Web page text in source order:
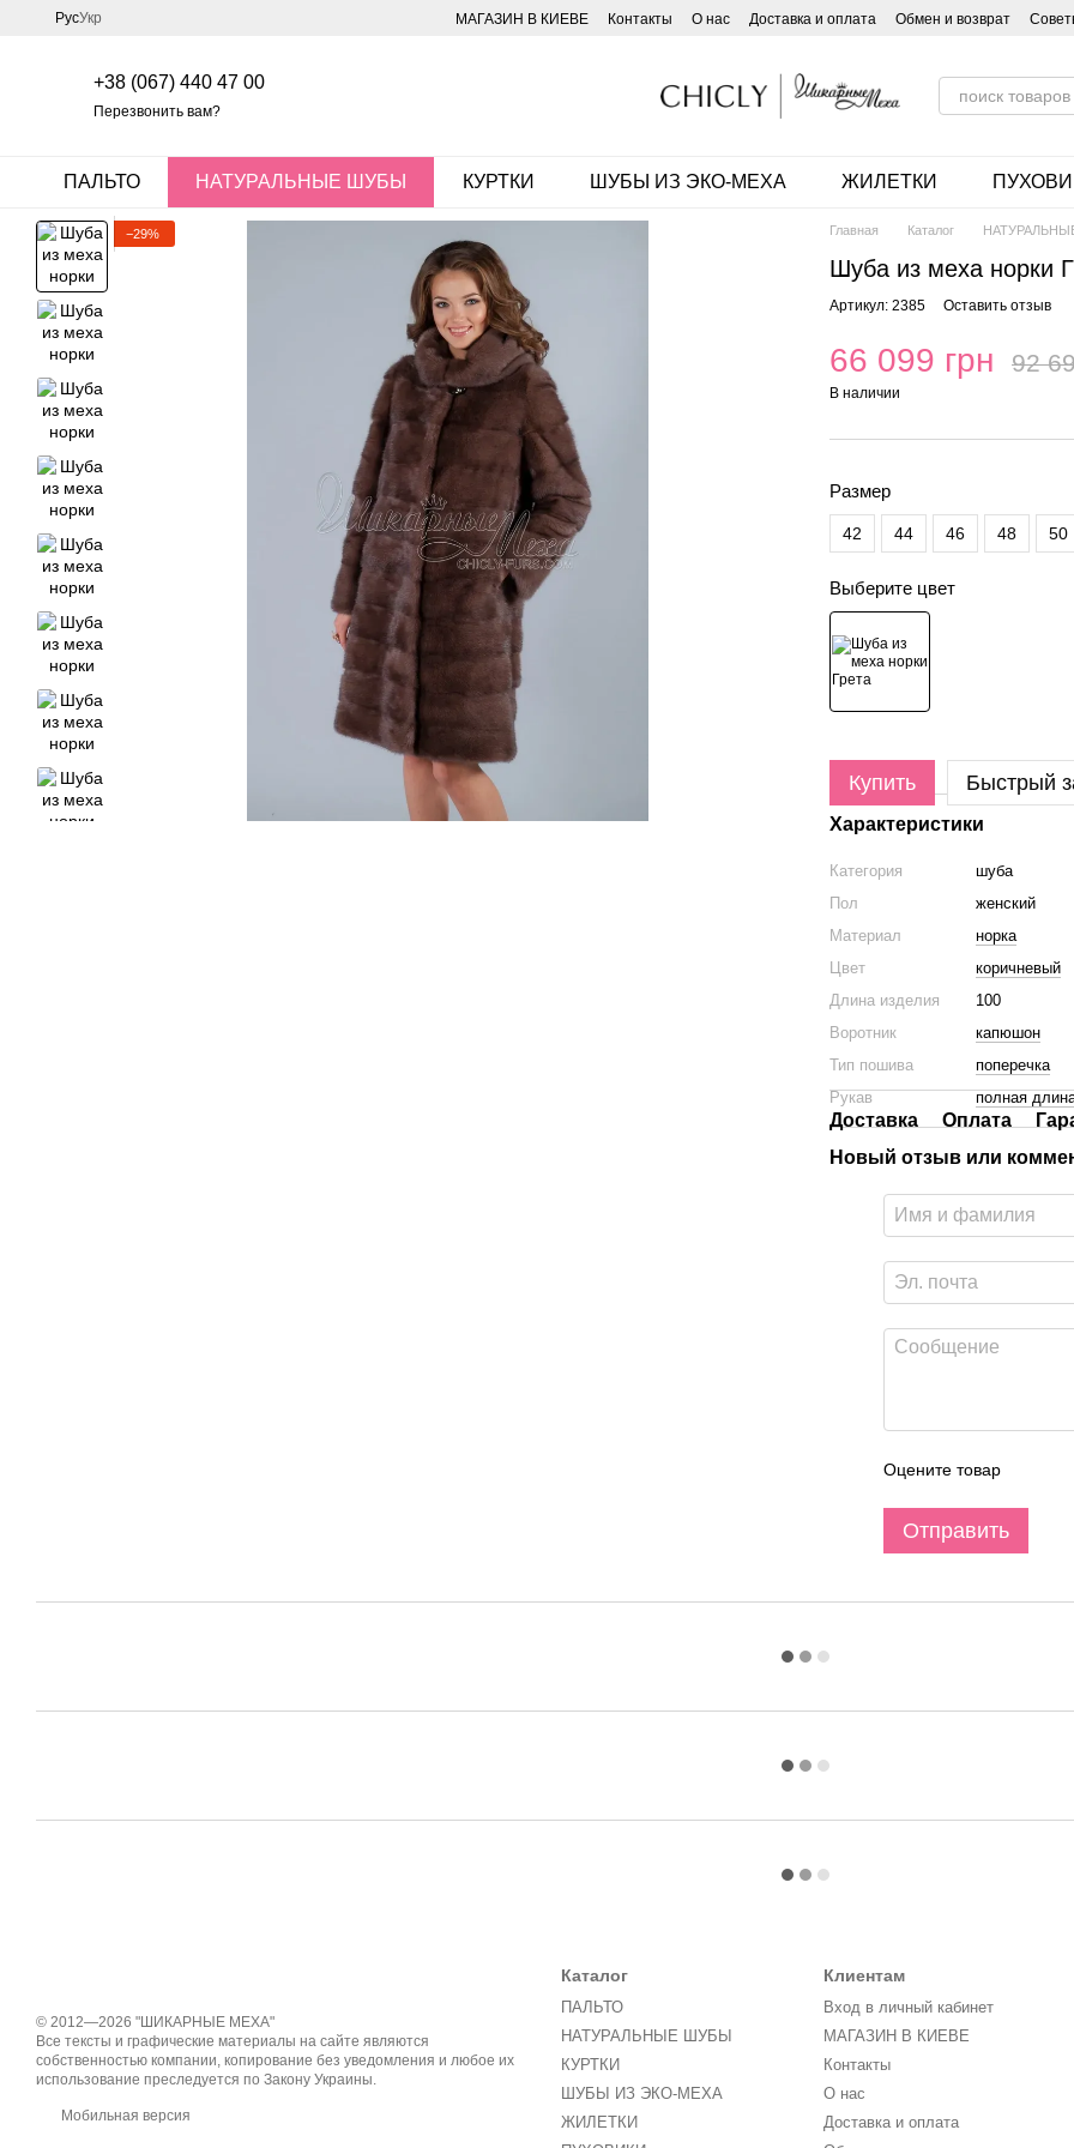
Перейти к основному контенту
РусУкр МАГАЗИН В КИЕВЕ Контакты О нас Доставка и оплата Обмен и возврат
+38 (067) 440 47 00
Перезвонить вам?
ПАЛЬТО НАТУРАЛЬНЫЕ ШУБЫ КУРТКИ ШУБЫ ИЗ ЭКО-МЕХА ЖИЛЕТКИ
−29% Главная Каталог
Шуба из меха норки
Артикул: 2385 Оставить отзыв
66 099 грн 92
В наличии
Размер
42 44 46 48 50
Выберите цвет
Купить Быстрый
Характеристики
Категория
шуба
Пол
женский
Материал
норка
Цвет
коричневый
Длина изделия
100
Воротник
капюшон
Тип пошива
поперечка
Рукав
полная
Доставка Оплата
Новый отзыв или
Оцените товар
Отправить
© 2012—2026 "ШИКАРНЫЕ МЕХА"
Все тексты и графические материалы на сайте являются
собственностью компании, копирование без уведомления и любое их
использование преследуется по Закону Украины.
Мобильная версия
Каталог
ПАЛЬТО
НАТУРАЛЬНЫЕ ШУБЫ
КУРТКИ
ШУБЫ ИЗ ЭКО-МЕХА
ЖИЛЕТКИ
Клиентам
Вход в личный кабинет
МАГАЗИН В КИЕВЕ
Контакты
О нас
Доставка и оплата